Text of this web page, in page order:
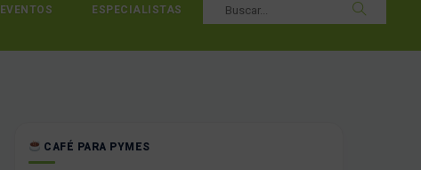
EVENTOS ESPECIALISTAS
CAFÉ PARA PYMES